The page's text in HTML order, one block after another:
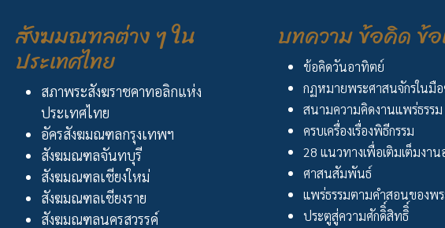
สังฆมณฑลต่าง ๆ ใน
ประเทศไทย
สภาพระสังฆราชคาทอลิกแห่ง
ประเทศไทย
อัครสังฆมณฑลกรุงเทพฯ
สังฆมณฑลจันทบุรี
สังฆมณฑลเชียงใหม่
สังฆมณฑลเชียงราย
สังฆมณฑลนครสวรรค์
บทความ ข้อคิด ข้
ข้อคิดวันอาทิตย์
กฏหมายพระศาสนจักรในมือ
สนามความคิดงานแพร่ธรรม
ครบเครื่องเรื่องพิธีกรรม
28 แนวทางเพื่อเติมเต็มงา
ศาสนสัมพันธ์
แพร่ธรรมตามคำสอนของพร
ประตูสู่ความศักดิิ์สิทธิิ์